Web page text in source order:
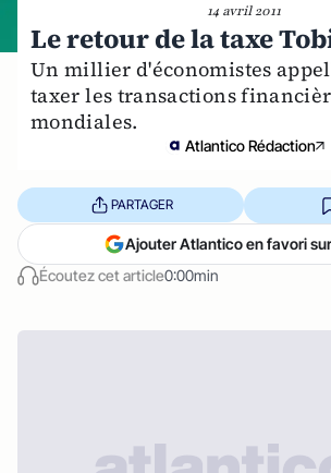
14 avril 2011
Le retour de la taxe
Un millier d'économistes
taxer les transactions
mondiales.
Atlantico Rédaction
Écoutez cet article0:00min
PARTAGER
Ajouter Atlantico en favori